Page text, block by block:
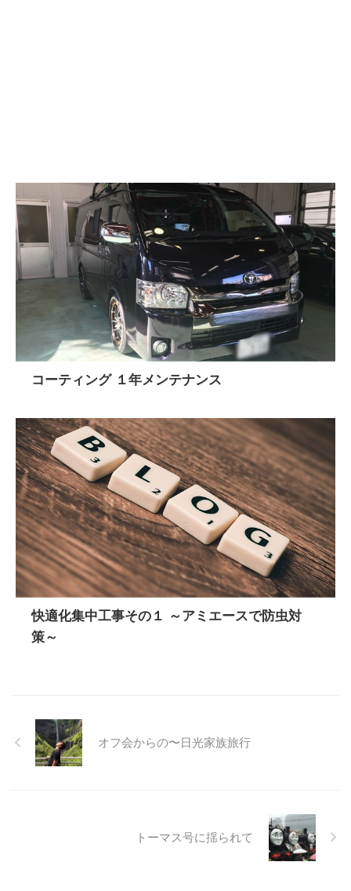
コーティング １年メンテナンス
快適化集中工事その１ ～アミエースで防虫対
策～
オフ会からの〜日光家族旅行
トーマス号に揺られて